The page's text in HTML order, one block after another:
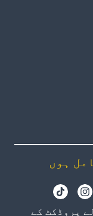
ہوں
پروڈکٹ کے